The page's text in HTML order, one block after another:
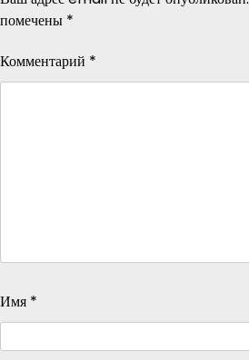
помечены *
Комментарий *
Имя *